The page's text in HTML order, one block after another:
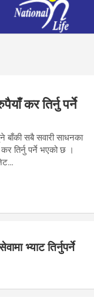
कर तिर्नु पर्ने
बाँकी सबै सवारी साधनका
तिर्नु पर्ने भएको छ ।
भ्याट तिर्नुपर्ने